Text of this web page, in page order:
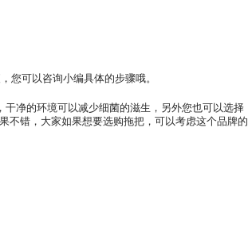
您可以咨询小编具体的步骤哦。
净的环境可以减少细菌的滋生，另外您也可以选择
不错，大家如果想要选购拖把，可以考虑这个品牌的